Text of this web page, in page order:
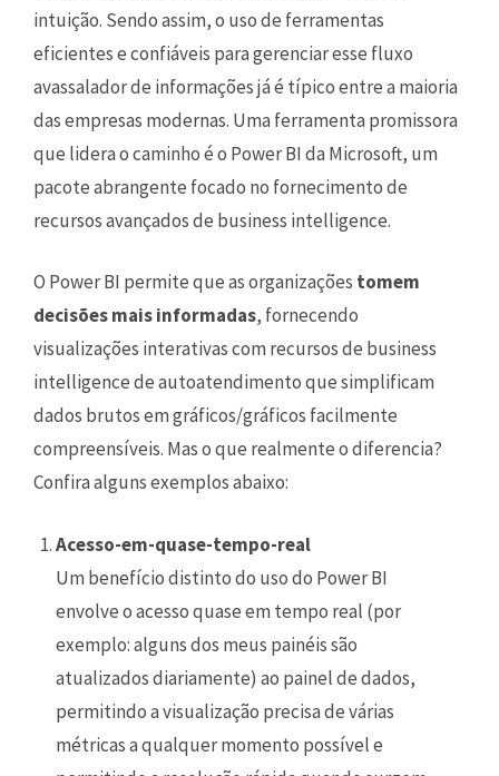
intuição. Sendo assim, o uso de ferramentas
eficientes e confiáveis para gerenciar esse fluxo
avassalador de informações já é típico entre a maioria
das empresas modernas. Uma ferramenta promissora
que lidera o caminho é o Power BI da Microsoft, um
pacote abrangente focado no fornecimento de
recursos avançados de business intelligence.
O Power BI permite que as organizações tomem
decisões mais informadas, fornecendo
visualizações interativas com recursos de business
intelligence de autoatendimento que simplificam
dados brutos em gráficos/gráficos facilmente
compreensíveis. Mas o que realmente o diferencia?
Confira alguns exemplos abaixo:
Acesso-em-quase-tempo-real
Um benefício distinto do uso do Power BI
envolve o acesso quase em tempo real (por
exemplo: alguns dos meus painéis são
atualizados diariamente) ao painel de dados,
permitindo a visualização precisa de várias
métricas a qualquer momento possível e